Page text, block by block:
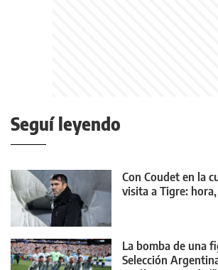
Seguí leyendo
Con Coudet en la
visita a Tigre:
La bomba de una
Selección